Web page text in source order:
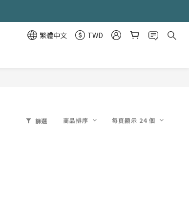
繁體中文
TWD
篩選 商品排序 每頁顯示 24 個